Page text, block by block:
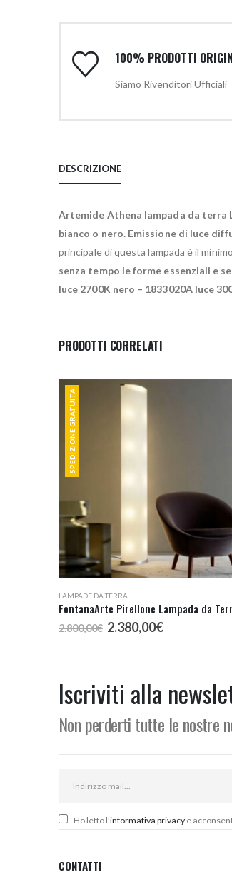
100% PRODOTTI
Siamo Rivenditori Ufficiali
DESCRIZIONE
Artemide Athena lampada da terra
bianco o nero. Emissione di luce
principale di questa lampada è il
senza tempo le forme essenziali e
luce 2700K nero – 1833020A luce
PRODOTTI CORRELATI
SPEDIZIONE GRATUITA
LAMPADE DA TERRA
FontanaArte Pirellone Lampada da
2.800,00€ Il
prezzo
2.380,00€Il
Iscriviti alla
Non perderti tutte le nostre
Ho letto l'informativa privacy e
CONTATTI